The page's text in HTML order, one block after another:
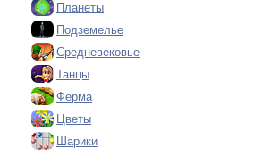
Планеты
Подземелье
Средневековье
Танцы
Ферма
Цветы
Шарики